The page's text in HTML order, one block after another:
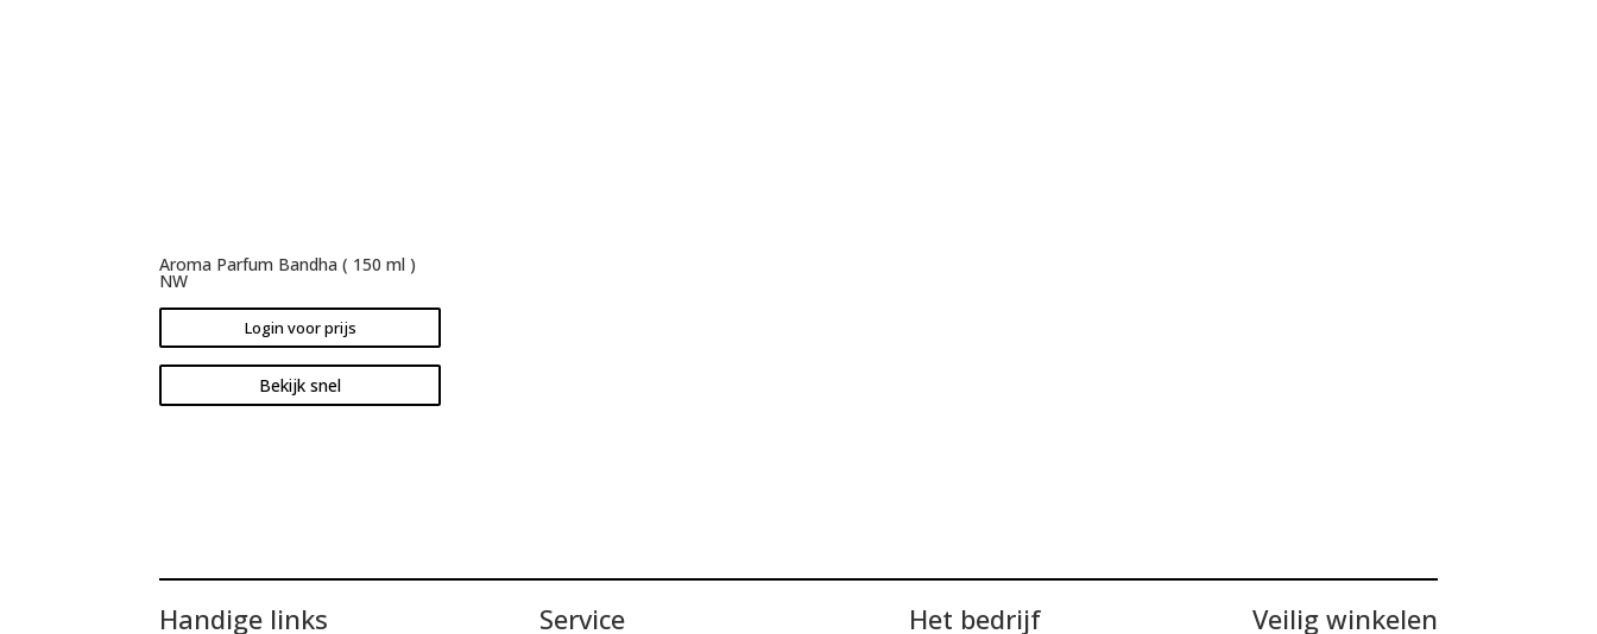
Aroma Parfum Bandha ( 150 ml )
NW
Login voor prijs
Bekijk snel
Handige links Service Het bedrijf Veilig winkelen